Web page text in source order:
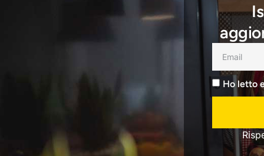
Ho letto